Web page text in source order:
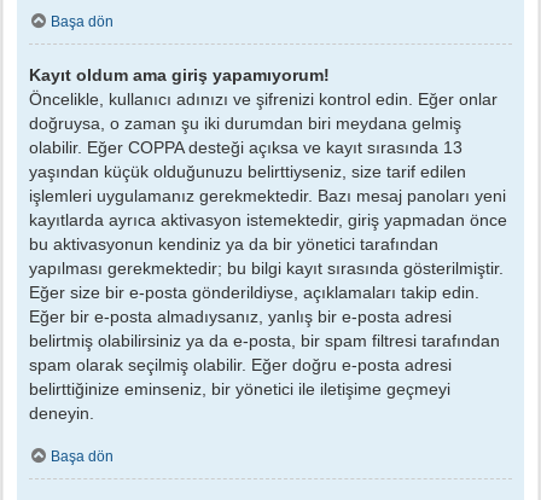
Başa dön
Kayıt oldum ama giriş yapamıyorum!
Öncelikle, kullanıcı adınızı ve şifrenizi kontrol edin. Eğer onlar
doğruysa, o zaman şu iki durumdan biri meydana gelmiş
olabilir. Eğer COPPA desteği açıksa ve kayıt sırasında 13
yaşından küçük olduğunuzu belirttiyseniz, size tarif edilen
işlemleri uygulamanız gerekmektedir. Bazı mesaj panoları yeni
kayıtlarda ayrıca aktivasyon istemektedir, giriş yapmadan önce
bu aktivasyonun kendiniz ya da bir yönetici tarafından
yapılması gerekmektedir; bu bilgi kayıt sırasında gösterilmiştir.
Eğer size bir e-posta gönderildiyse, açıklamaları takip edin.
Eğer bir e-posta almadıysanız, yanlış bir e-posta adresi
belirtmiş olabilirsiniz ya da e-posta, bir spam filtresi tarafından
spam olarak seçilmiş olabilir. Eğer doğru e-posta adresi
belirttiğinize eminseniz, bir yönetici ile iletişime geçmeyi
deneyin.
Başa dön